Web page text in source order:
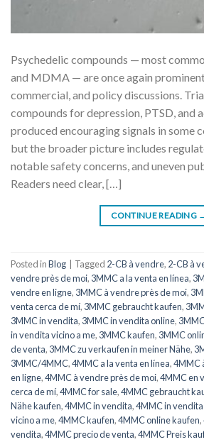
Psychedelic compounds — most
and MDMA — are once again
commercial, and policy discussions.
compounds for depression, PTSD, and
produced encouraging signals in some
but the broader picture includes
notable safety concerns, and uneven
Readers need clear, […]
CONTINUE READING
Posted inBlog Tagged 2-CB à vendre, 2-CB à
vendre près de moi, 3MMC a la venta en línea,
vendre en ligne, 3MMC à vendre près de moi,
venta cerca de mí, 3MMC gebraucht kaufen,
3MMC in vendita, 3MMC in vendita online,
in vendita vicino a me, 3MMC kaufen, 3MMC
de venta, 3MMC zu verkaufen in meiner Nähe,
3MMC/4MMC,4MMC a la venta en línea,4MMC
en ligne,4MMC à vendre près de moi,4MMC en
cerca de mí,4MMC for sale,4MMC gebraucht
Nähe kaufen,4MMC in vendita,4MMC in
vicino a me,4MMC kaufen,4MMC online kaufen,
vendita,4MMC precio de venta,4MMC Preis